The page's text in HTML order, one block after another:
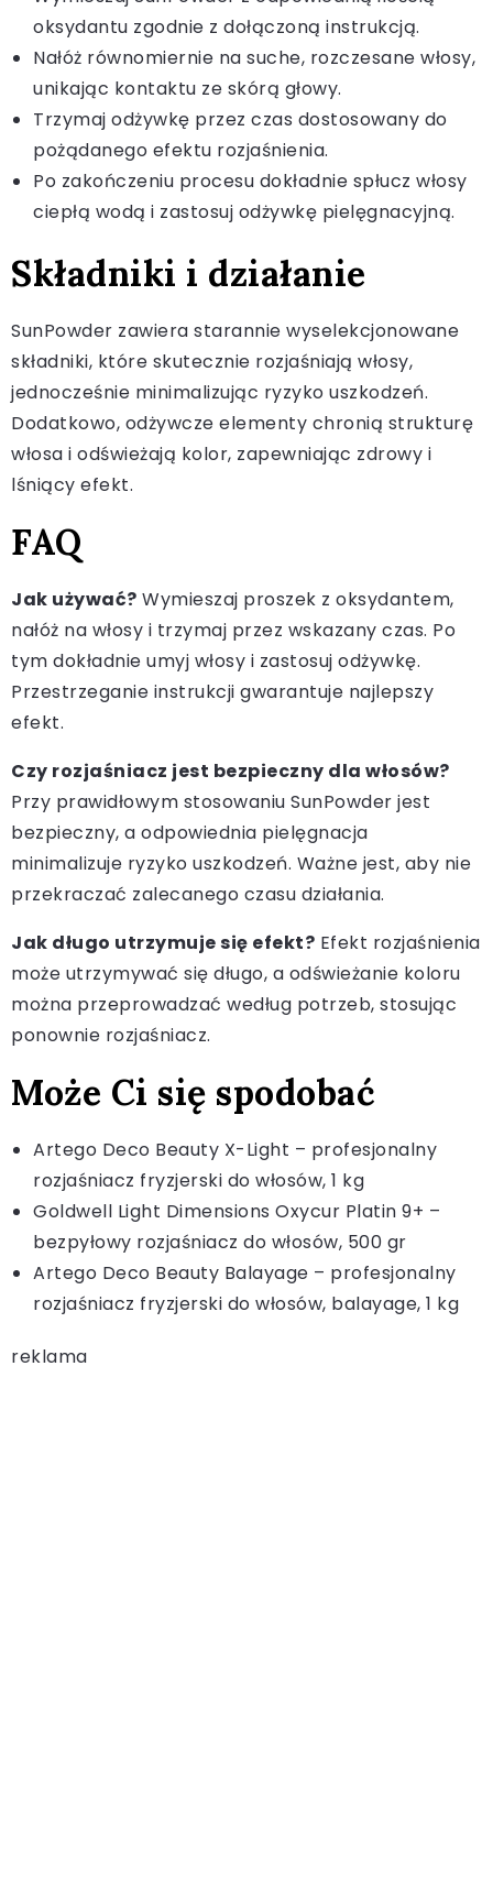
oksydantu zgodnie z dołączoną instrukcją.
Nałóż równomiernie na suche, rozczesane włosy,
unikając kontaktu ze skórą głowy.
Trzymaj odżywkę przez czas dostosowany do
pożądanego efektu rozjaśnienia.
Po zakończeniu procesu dokładnie spłucz włosy
ciepłą wodą i zastosuj odżywkę pielęgnacyjną.
Składniki i działanie
SunPowder zawiera starannie wyselekcjonowane
składniki, które skutecznie rozjaśniają włosy,
jednocześnie minimalizując ryzyko uszkodzeń.
Dodatkowo, odżywcze elementy chronią strukturę
włosa i odświeżają kolor, zapewniając zdrowy i
lśniący efekt.
FAQ
Jak używać? Wymieszaj proszek z oksydantem,
nałóż na włosy i trzymaj przez wskazany czas. Po
tym dokładnie umyj włosy i zastosuj odżywkę.
Przestrzeganie instrukcji gwarantuje najlepszy
efekt.
Czy rozjaśniacz jest bezpieczny dla włosów?
Przy prawidłowym stosowaniu SunPowder jest
bezpieczny, a odpowiednia pielęgnacja
minimalizuje ryzyko uszkodzeń. Ważne jest, aby nie
przekraczać zalecanego czasu działania.
Jak długo utrzymuje się efekt? Efekt rozjaśnienia
może utrzymywać się długo, a odświeżanie koloru
można przeprowadzać według potrzeb, stosując
ponownie rozjaśniacz.
Może Ci się spodobać
Artego Deco Beauty X-Light – profesjonalny
rozjaśniacz fryzjerski do włosów, 1 kg
Goldwell Light Dimensions Oxycur Platin 9+ –
bezpyłowy rozjaśniacz do włosów, 500 gr
Artego Deco Beauty Balayage – profesjonalny
rozjaśniacz fryzjerski do włosów, balayage, 1 kg
reklama